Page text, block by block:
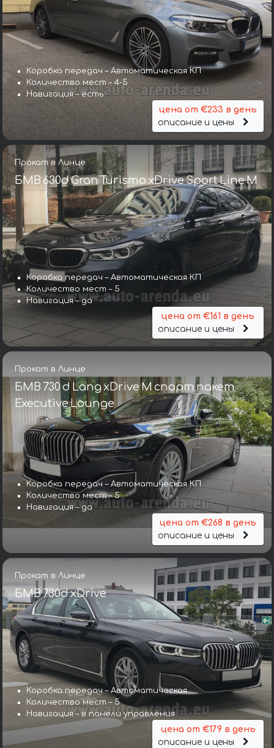
Коробка передач – Автоматическая КП
Количество мест – 4-5
Навигация – есть
цена от €233 в день
описание и цены
Прокат в Линце
БМВ 630d Gran Turismo xDrive Sport Line М
Коробка передач – Автоматическая КП
Количество мест – 5
Навигация – да
цена от €161 в день
описание и цены
Прокат в Линце
БМВ 730 d Lang xDrive M спорт пакет
Executive Lounge
Коробка передач – Автоматическая КП
Количество мест – 5
Навигация – да
цена от €268 в день
описание и цены
Прокат в Линце
БМВ 730d xDrive
Коробка передач – Автоматическая
Количество мест – 5
Навигация – в панели управления
цена от €179 в день
описание и цены